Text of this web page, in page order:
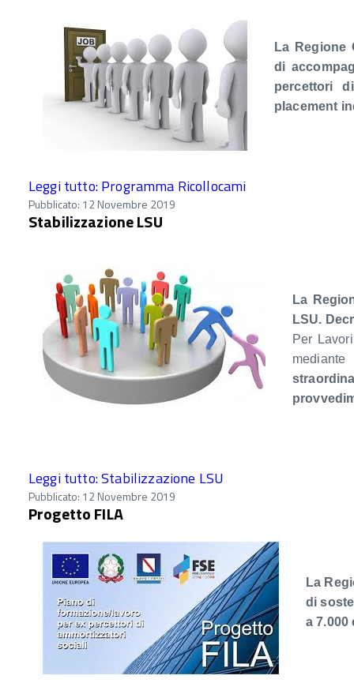
La Regione
di
percettori
placement
Leggi tutto: Programma Ricollocami
Pubblicato: 12 Novembre 2019
Stabilizzazione LSU
La
LSU. D
Per
Leggi tutto: Stabilizzazione LSU
Pubblicato: 12 Novembre 2019
Progetto FILA
La
di
a 7.000